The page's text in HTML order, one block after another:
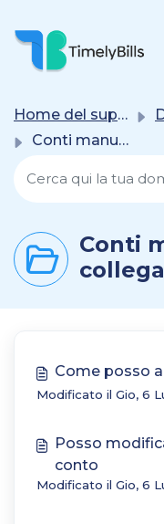
Salta Al Contenuto
Home del supporto
Conti manuali (non collegati alla banca)
Conti
Come posso
Modificato il Gio, 6
Posso
conto
Modificato il Gio, 6